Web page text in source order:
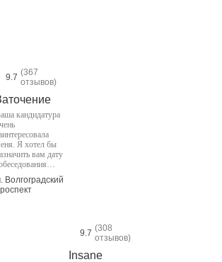
9.7 (367
отзывов)
кандидатура
Я хотел бы
вам дату
Волгоградский
9.7 (308
отзывов)
Insane